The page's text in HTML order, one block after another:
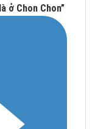
ở Chon Chon”